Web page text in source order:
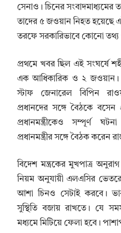
সেনাও। চিনের সংবাদমাধ্যমের
তাদের ৫ জওয়ান নিহত হয়েছে
তরফে সরকারিভাবে কোনো তথ্য
প্রথমে খবর ছিল এই সংঘর্ষে
এক আধিকারিক ও ২
স্টাফ জেনারেল বিপিন
প্রধানদের সঙ্গে বৈঠকে বসেন
প্রধানমন্ত্রীকেও সম্পূর্ণ
প্রধানমন্ত্রীর সঙ্গে বৈঠক করেন
বিদেশ মন্ত্রকের মুখপাত্র অনুরাগ
নিয়ম অনুযায়ী এলএসির
আশা চিনও সেটাই করবে।
সুস্থিতি বজায় রাখতে। যে
মধ্যমে মিটিয়ে ফেলা হবে।